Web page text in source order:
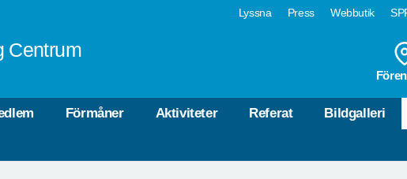
Lyssna Press Webbutik
Centrum
Förmåner Aktiviteter Referat Bildgalleri